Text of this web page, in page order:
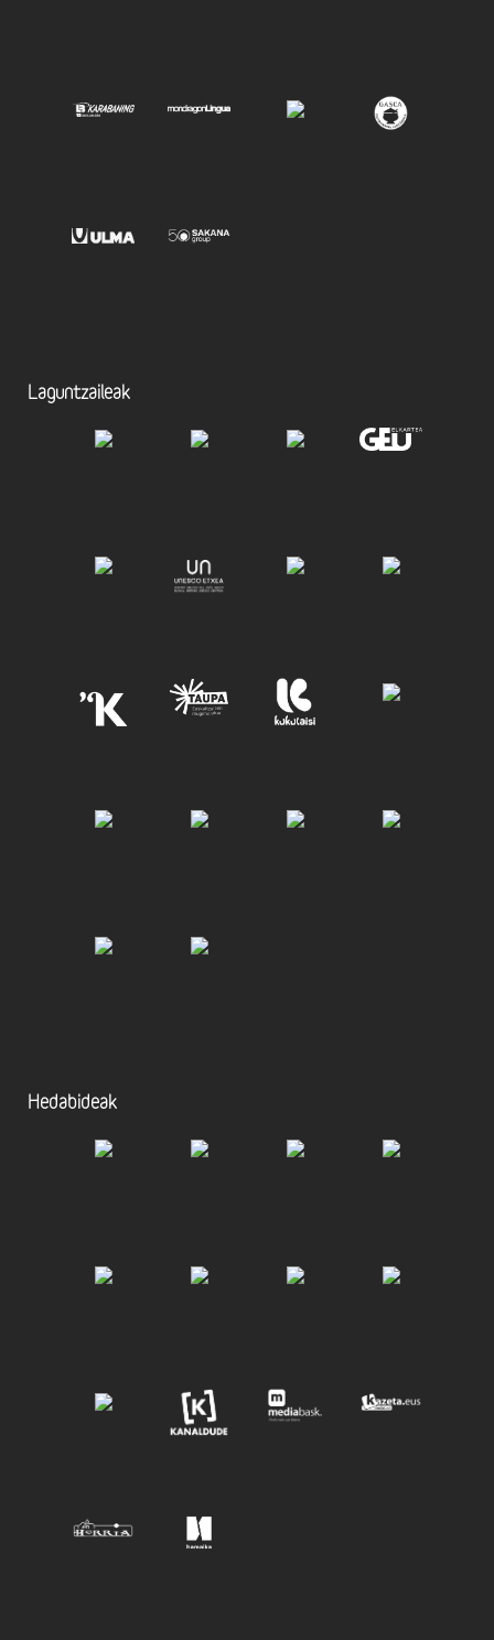
Laguntzaileak
Hedabideak